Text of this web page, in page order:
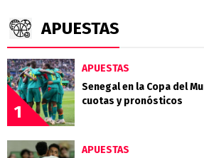
APUESTAS
1
APUESTAS
Senegal en la Copa del
cuotas y pronósticos
APUESTAS